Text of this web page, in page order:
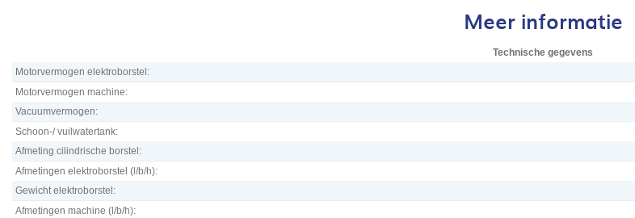
Meer informatie
Technische gegevens
Motorvermogen elektroborstel:
Motorvermogen machine:
Vacuumvermogen:
Schoon-/ vuilwatertank:
Afmeting cilindrische borstel:
Afmetingen elektroborstel (l/b/h):
Gewicht elektroborstel:
Afmetingen machine (l/b/h):